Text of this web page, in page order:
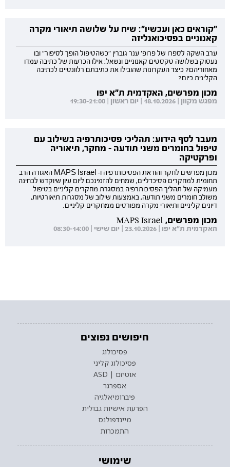
"קוראים כאן ועכשיו": שיח על שלושה תיאורי מקרה
קאנוניים בפסיכואנליזה
ערב השקה לספרו של פרופ' ענר גוברין "כשהטיפול הופך לסיפור" ובו
נעסוק בשלושה טקסטים קאנוניים ונשאל: אילו הכרעות של כתיבה עמדו
מאחוריהם? כיצד העקרונות שהובילו את כתיבתם רלוונטיים לכתיבה
הקלינית כיום?
מכון מפרשים, האקדמית ת"א יפו
מפגש מקוון | 18.10.2026 | יום ראשון | 19:30-21:00
מעבר לסף הידוע: תהליכי פסיכותרפיה בשילוב עם
טיפול בחומרים משני תודעה - מחקר, תיאוריה
ופרקטיקה
מכון מפרשים לחקר והוראת הפסיכותרפיה ו- MAPS Israel האגודה הרב
תחומית למחקרים פסיכדליים, שמחים להזמינכם ליום עיון שיוקדש לבחינה
מעמיקה של תהליך הפסיכותרפיה במסגרת מחקרים קליניים בטיפול
משולב חומרים משני תודעה, באמצעות שילוב של מסגרות תיאורטיות,
דיונים קליניים ותיאורי מקרה מפורטים ממחקרים קליניים.
מכון מפרשים, MAPS Israel
האקדמית ת"א יפו | 23.10.2026 | יום שישי | 08:30-14:00
חיפושים נפוצים
פסיכולוג
פסיכולוג קליני
אוטיזם | ASD
אספרגר
פיברומיאלגיה
הפרעת אישיות גבולית
מיינדפולנס
התמכרות
שימושי